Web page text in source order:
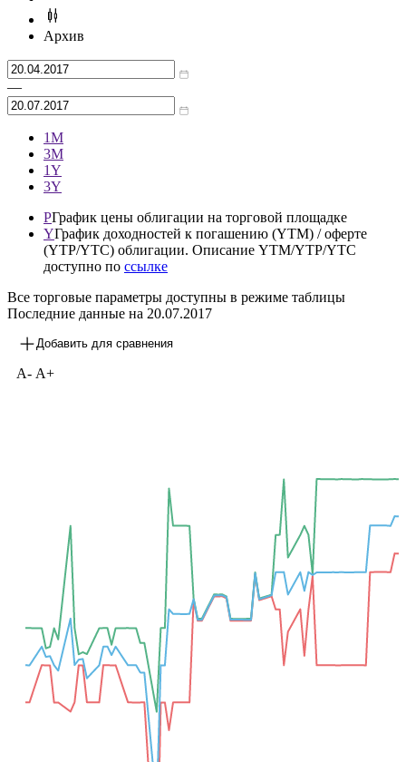
Архив
—
1М
3М
1Y
3Y
PГрафик цены облигации на торговой площадке
YГрафик доходностей к погашению (YTM) / оферте
(YTP/YTC) облигации. Описание YTM/YTP/YTC
доступно по ссылке
Все торговые параметры доступны в режиме таблицы
Последние данные на 20.07.2017
Добавить для сравнения